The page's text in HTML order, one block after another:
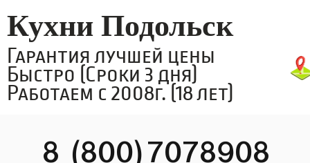
Кухни Подольск
Гарантия лучшей цены
Быстро (Сроки 3 дня)
Работаем с 2008г. (18 лет)
8 (800)7078908